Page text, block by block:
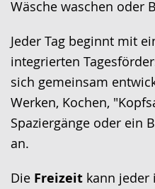
Wäsche waschen oder
Jeder Tag beginnt mit
integrierten
sich gemeinsam
Werken, Kochen,
Spaziergänge oder ein
an.
Die Freizeit kann jeder